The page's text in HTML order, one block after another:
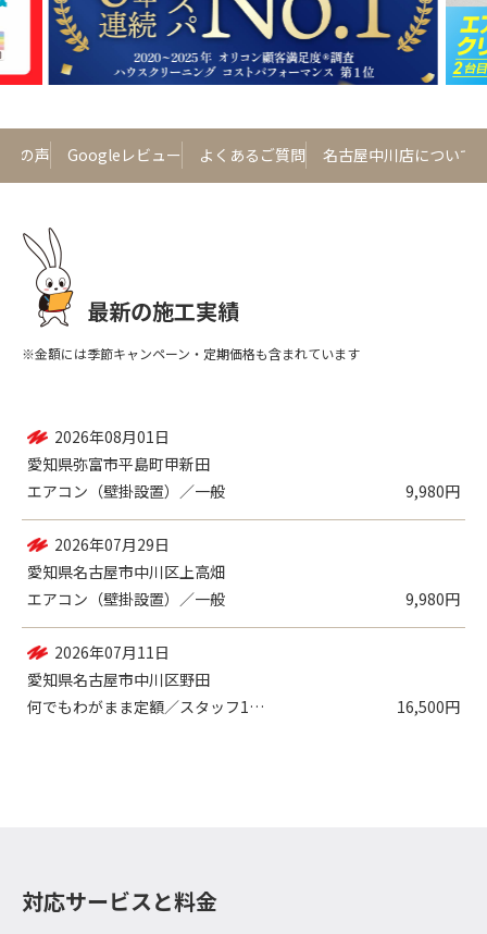
の声 Googleレビュー よくあるご質問 名古屋中川店について
最新の施工実績
※金額には季節キャンペーン・定期価格も含まれています
2026年08月01日
愛知県弥富市平島町甲新田
エアコン（壁掛設置）／一般
9,980円
2026年07月29日
愛知県名古屋市中川区上高畑
エアコン（壁掛設置）／一般
9,980円
2026年07月11日
愛知県名古屋市中川区野田
何でもわがまま定額／スタッフ1名（2時間...
16,500円
対応サービスと料金